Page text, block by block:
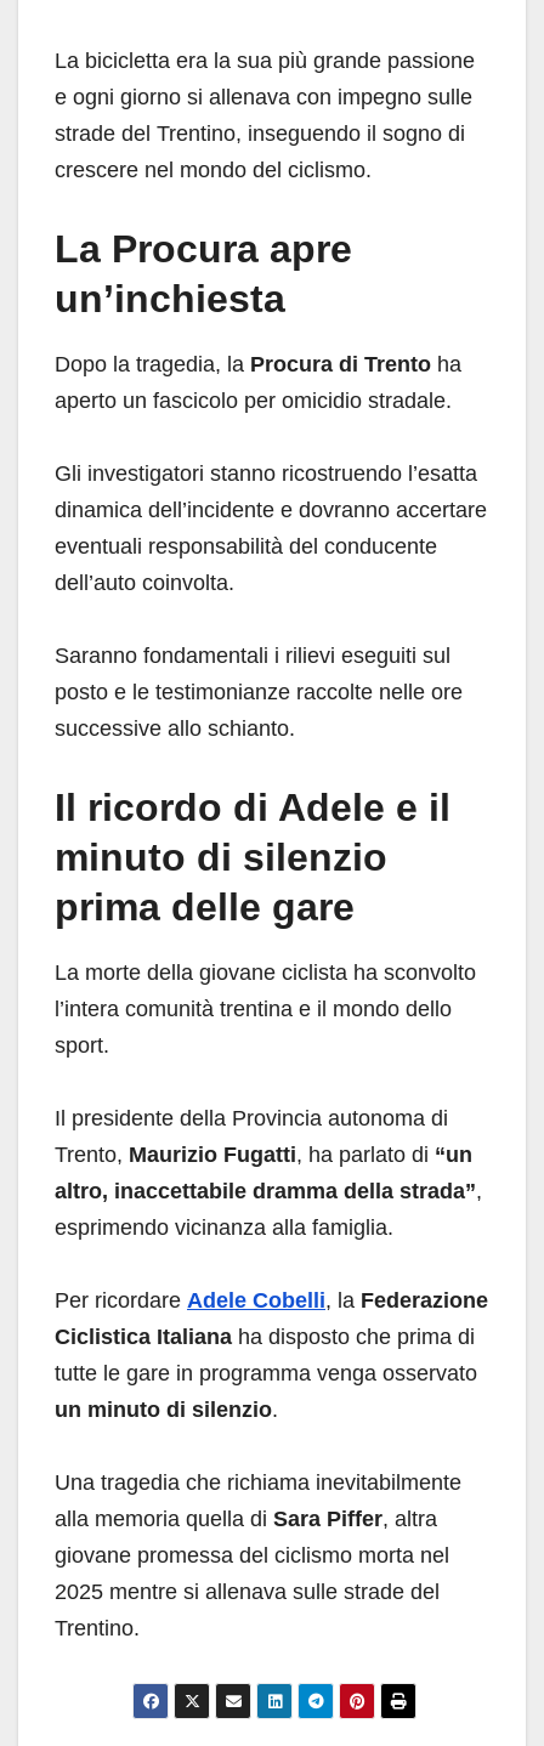
La bicicletta era la sua più grande passione
e ogni giorno si allenava con impegno sulle
strade del Trentino, inseguendo il sogno di
crescere nel mondo del ciclismo.
La Procura apre
un’inchiesta
Dopo la tragedia, la Procura di Trento ha
aperto un fascicolo per omicidio stradale.
Gli investigatori stanno ricostruendo l’esatta
dinamica dell’incidente e dovranno accertare
eventuali responsabilità del conducente
dell’auto coinvolta.
Saranno fondamentali i rilievi eseguiti sul
posto e le testimonianze raccolte nelle ore
successive allo schianto.
Il ricordo di Adele e il
minuto di silenzio
prima delle gare
La morte della giovane ciclista ha sconvolto
l’intera comunità trentina e il mondo dello
sport.
Il presidente della Provincia autonoma di
Trento, Maurizio Fugatti, ha parlato di “un
altro, inaccettabile dramma della strada”,
esprimendo vicinanza alla famiglia.
Per ricordare Adele Cobelli, la Federazione
Ciclistica Italiana ha disposto che prima di
tutte le gare in programma venga osservato
un minuto di silenzio.
Una tragedia che richiama inevitabilmente
alla memoria quella di Sara Piffer, altra
giovane promessa del ciclismo morta nel
2025 mentre si allenava sulle strade del
Trentino.